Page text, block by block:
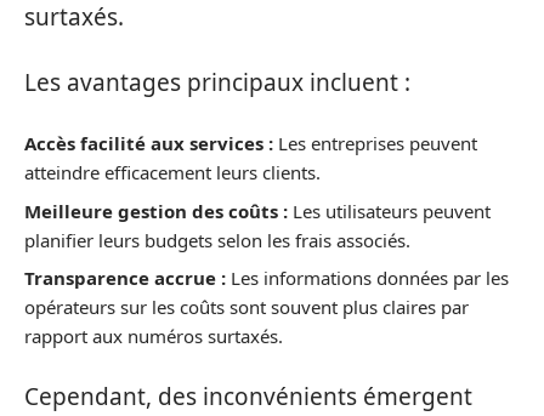
surtaxés.
Les avantages principaux incluent :
Accès facilité aux services : Les entreprises peuvent
atteindre efficacement leurs clients.
Meilleure gestion des coûts : Les utilisateurs peuvent
planifier leurs budgets selon les frais associés.
Transparence accrue : Les informations données par les
opérateurs sur les coûts sont souvent plus claires par
rapport aux numéros surtaxés.
Cependant, des inconvénients émergent